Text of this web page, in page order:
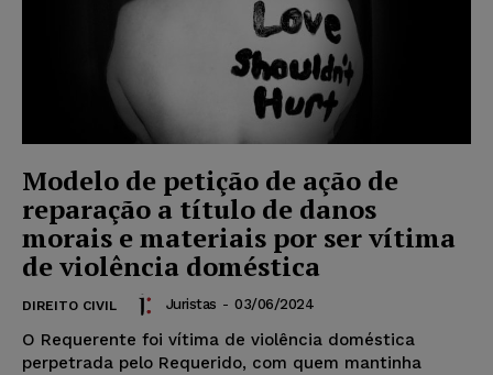
Modelo de petição de ação de
reparação a título de danos
morais e materiais por ser vítima
de violência doméstica
DIREITO CIVIL Juristas - 03/06/2024
O Requerente foi vítima de violência doméstica
perpetrada pelo Requerido, com quem mantinha